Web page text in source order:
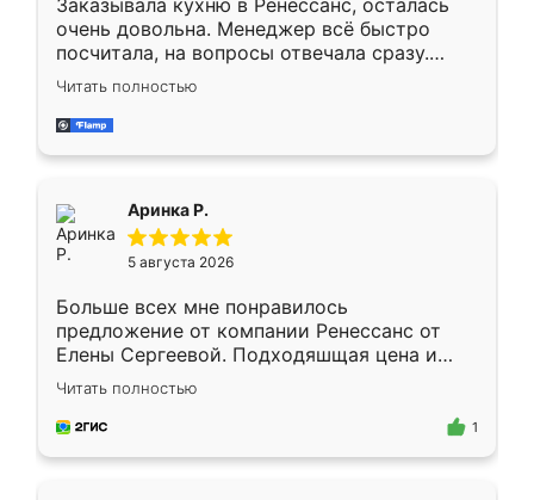
Заказывала кухню в Ренессанс, осталась
очень довольна. Менеджер всё быстро
посчитала, на вопросы отвечала сразу.
Замерщик приехал в субботу, подошёл к
делу со всей ответственностью. Собрали
за день, ребята работали аккуратно, даже
Читать полностью
Аринка Р.
5 августа 2026
Больше всех мне понравилось
предложение от компании Ренессанс от
Елены Сергеевой. Подходяшщая цена и
короткие сроки изготовления. Приехавший
для замера сотрудник Владислав
предложил по моему эскизу самый
Читать полностью
1